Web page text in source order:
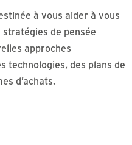
à vous aider à vous
de pensée
approches
technologies, des plans de
d’achats.